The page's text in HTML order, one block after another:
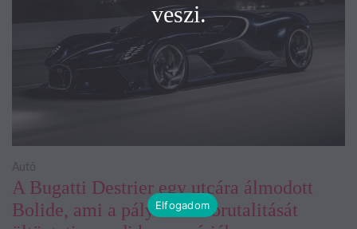
A Bugatti Destrier egy utcára álmodott
Bolide, ami a pályaautók brutalitását
Autó
veszi.
Elfogadom